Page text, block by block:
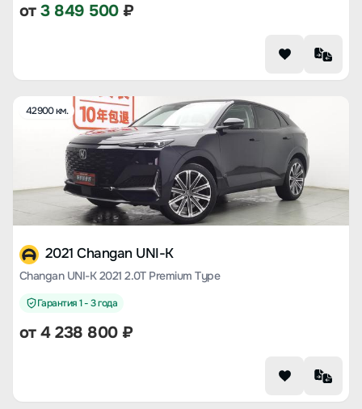
от3 849 500₽
42900 км.
2021 Changan UNI-K
Changan UNI-K 2021 2.0T Premium Type
Гарантия 1 - 3 года
от4 238 800₽